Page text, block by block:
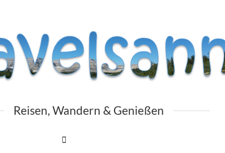
Reisen, Wandern & Genießen